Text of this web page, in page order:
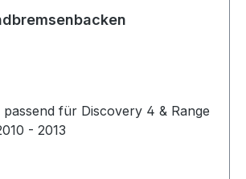
für Discovery 4 & Range
- 2013